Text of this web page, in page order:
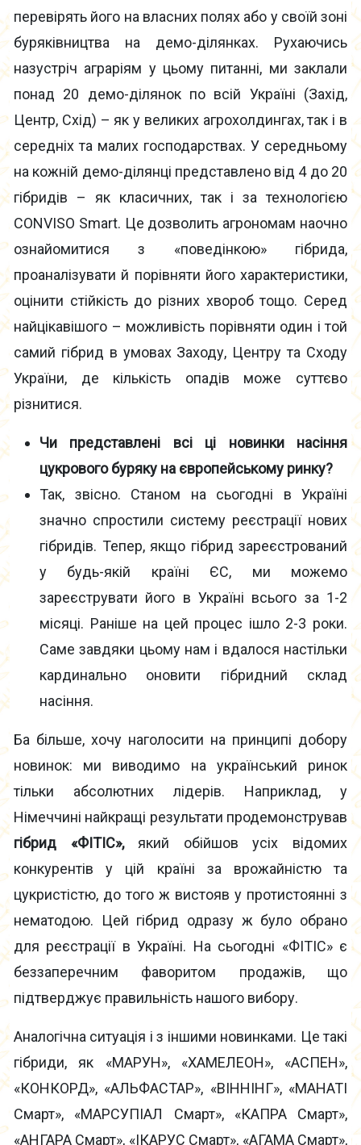
перевірять його на власних полях або у своїй зоні
буряківництва на демо-ділянках. Рухаючись
назустріч аграріям у цьому питанні, ми заклали
понад 20 демо-ділянок по всій Україні (Захід,
Центр, Схід) – як у великих агрохолдингах, так і в
середніх та малих господарствах. У середньому
на кожній демо-ділянці представлено від 4 до 20
гібридів – як класичних, так і за технологією
CONVISO Smart. Це дозволить агрономам наочно
ознайомитися з «поведінкою» гібрида,
проаналізувати й порівняти його характеристики,
оцінити стійкість до різних хвороб тощо. Серед
найцікавішого – можливість порівняти один і той
самий гібрид в умовах Заходу, Центру та Сходу
України, де кількість опадів може суттєво
різнитися.
Чи представлені всі ці новинки насіння
цукрового буряку на європейському ринку?
Так, звісно. Станом на сьогодні в Україні
значно спростили систему реєстрації нових
гібридів. Тепер, якщо гібрид зареєстрований
у будь-якій країні ЄС, ми можемо
зареєструвати його в Україні всього за 1-2
місяці. Раніше на цей процес ішло 2-3 роки.
Саме завдяки цьому нам і вдалося настільки
кардинально оновити гібридний склад
насіння.
Ба більше, хочу наголосити на принципі добору
новинок: ми виводимо на український ринок
тільки абсолютних лідерів. Наприклад, у
Німеччині найкращі результати продемонстрував
гібрид «ФІТІС»,який обійшов усіх відомих
конкурентів у цій країні за врожайністю та
цукристістю, до того ж вистояв у протистоянні з
нематодою. Цей гібрид одразу ж було обрано
для реєстрації в Україні. На сьогодні «ФІТІС» є
беззаперечним фаворитом продажів, що
підтверджує правильність нашого вибору.
Аналогічна ситуація і з іншими новинками. Це такі
гібриди, як «МАРУН», «ХАМЕЛЕОН», «АСПЕН»,
«КОНКОРД», «АЛЬФАСТАР», «ВІННІНГ», «МАНАТІ
Смарт», «МАРСУПІАЛ Смарт», «КАПРА Смарт»,
«АНГАРА Смарт», «ІКАРУС Смарт», «АГАМА Смарт»,